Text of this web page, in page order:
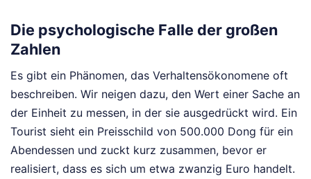
Die psychologische Falle der großen
Zahlen
Es gibt ein Phänomen, das Verhaltensökonomene oft
beschreiben. Wir neigen dazu, den Wert einer Sache an
der Einheit zu messen, in der sie ausgedrückt wird. Ein
Tourist sieht ein Preisschild von 500.000 Dong für ein
Abendessen und zuckt kurz zusammen, bevor er
realisiert, dass es sich um etwa zwanzig Euro handelt.